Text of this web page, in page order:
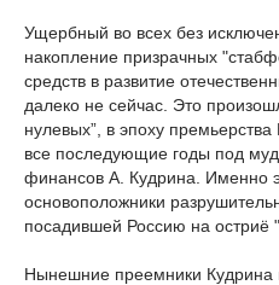
Ущербный во всех без
накопление призрачных
средств в развитие
далеко не сейчас. Это
нулевых”, в эпоху
все последующие годы под
финансов А. Кудрина. Именно
основоположники
посадившей Россию на остриё
Нынешние преемники